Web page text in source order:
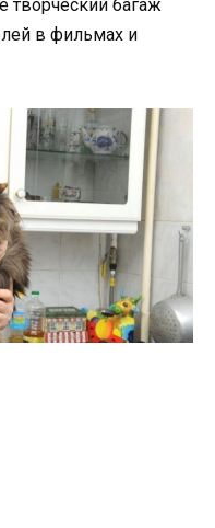
творческий багаж
в фильмах и